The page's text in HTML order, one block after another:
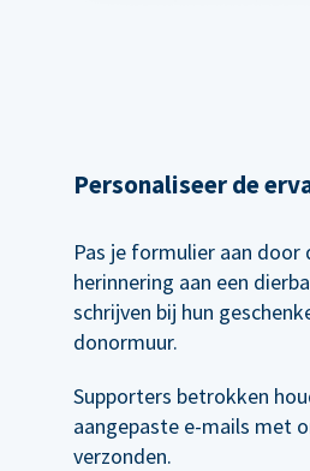
Personaliseer de
Pas je formulier aan
herinnering aan een
schrijven bij hun
donormuur.
Supporters betrokken
aangepaste e-mails met
verzonden.